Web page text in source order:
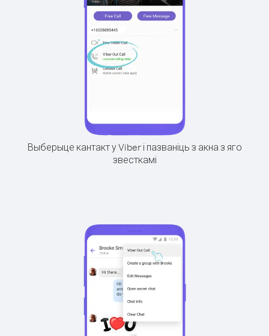
Выберыце кантакт у Viber і пазваніць з акна з яго
звесткамі